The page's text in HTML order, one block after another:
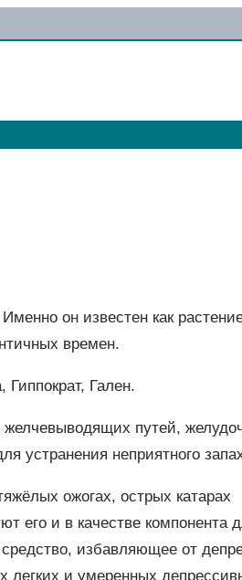
он известен как
времен.
Гален.
путей,
устранения неприятного
ожогах, острых катарах
его и в качестве компонента
избавляющее от
легких и умеренных